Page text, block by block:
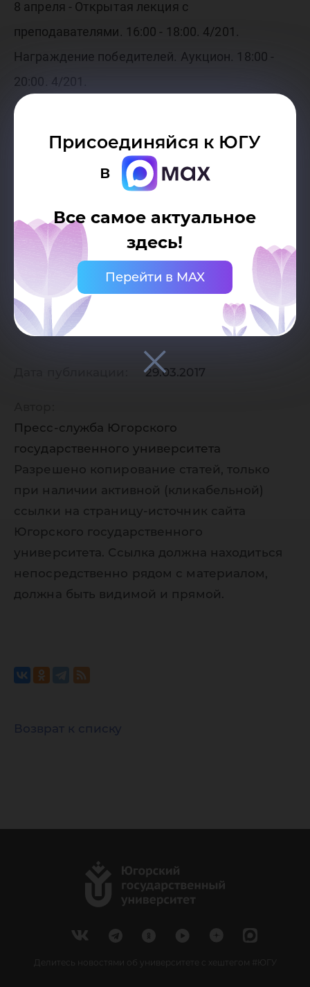
Присоединяйся к ЮГУ
в
Все самое актуальное
здесь!
Перейти в MAX
8 апреля - Открытая лекция с
преподавателями. 16:00 - 18:00. 4/201.
Награждение победителей. Аукцион. 18:00 -
20:00. 4/201.
29.03.2017
Пресс-служба Югорского
государственного университета
Разрешено копирование статей, только
при наличии активной (кликабельной)
ссылки на страницу-источник сайта
Югорского государственного
университета. Ссылка должна находиться
непосредственно рядом с материалом,
должна быть видимой и прямой.
Возврат к списку
Делитесь новостями об университете с хештегом #ЮГУ